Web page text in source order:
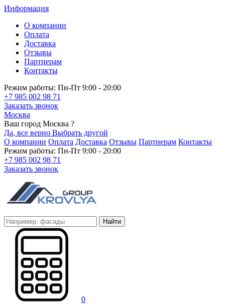
Информация
О компании
Оплата
Доставка
Отзывы
Партнерам
Контакты
Режим работы: Пн-Пт 9:00 - 20:00
+7 985 002 98 71
Заказать звонок
Москва
Ваш город Москва ?
Да, все верно Выбрать другой
О компании Оплата Доставка Отзывы Партнерам Контакты
Режим работы: Пн-Пт 9:00 - 20:00
+7 985 002 98 71
Заказать звонок
Найти
0